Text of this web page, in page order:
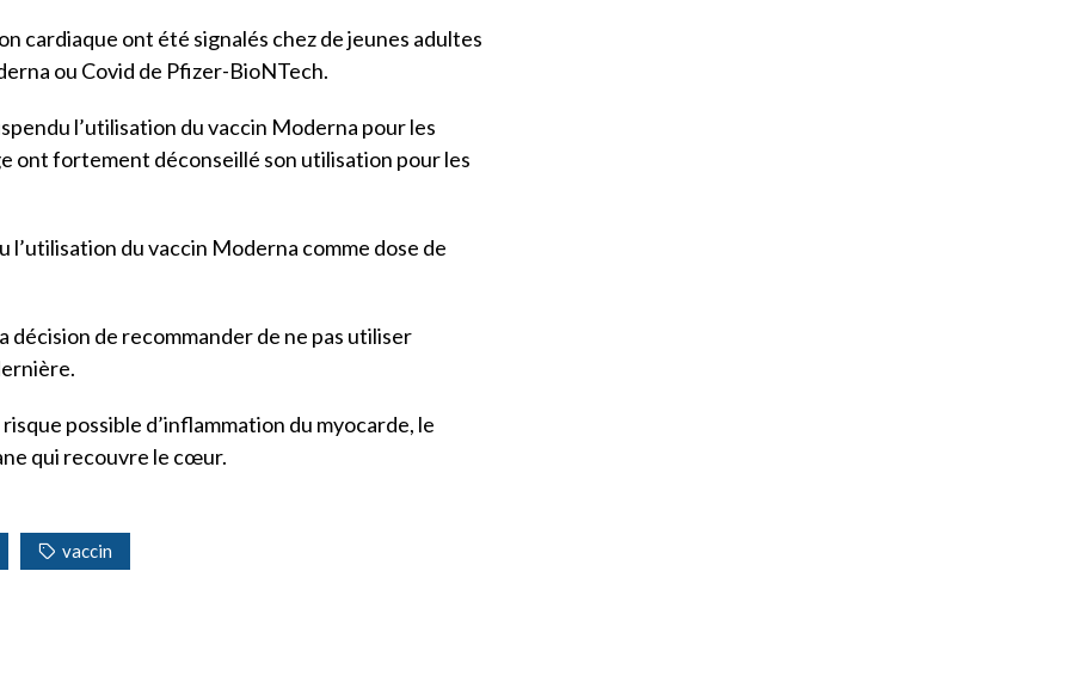
cardiaque ont été signalés chez de jeunes adultes
ou Covid de Pfizer-BioNTech.
l’utilisation du vaccin Moderna pour les
ont fortement déconseillé son utilisation pour les
l’utilisation du vaccin Moderna comme dose de
décision de recommander de ne pas utiliser
possible d’inflammation du myocarde, le
qui recouvre le cœur.
vaccin